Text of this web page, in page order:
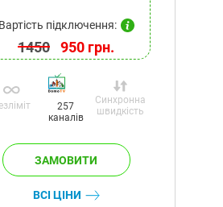
Вартість підключення:
1450 950 грн.
257
каналів
Синхронна
швидкість
ВСІ ЦІНИ